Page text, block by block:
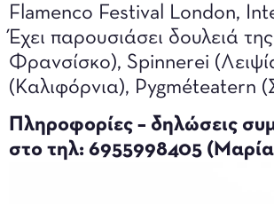
Flamenco Festival London,
Έχει παρουσιάσει δουλειά
Φρανσίσκο), Spinnerei
(Καλιφόρνια), Pygméteatern
Πληροφορίες – δηλώσεις
στο τηλ: 6955998405